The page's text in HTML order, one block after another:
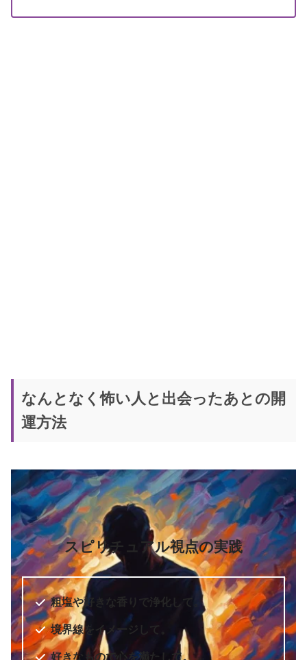
なんとなく怖い人と出会ったあとの開
運方法
スピリチュアル視点の実践
粗塩や好きな香りで浄化して。
境界線をイメージして。
好きなもので心を満たして。